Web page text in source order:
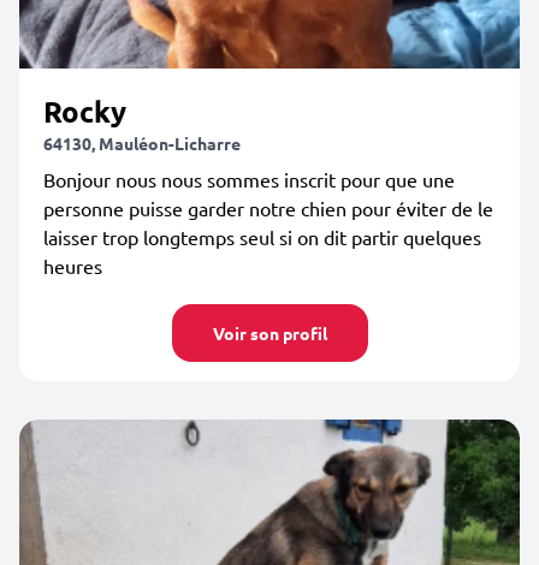
Rocky
64130, Mauléon-Licharre
Bonjour nous nous sommes inscrit pour que une
personne puisse garder notre chien pour éviter de le
laisser trop longtemps seul si on dit partir quelques
heures
Voir son profil